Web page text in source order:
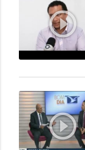
play_circle_outline
play_circle_outline